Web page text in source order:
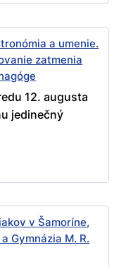
a umenie.
zatmenia
12. augusta
jedinečný
v Šamoríne,
Gymnázia M. R.